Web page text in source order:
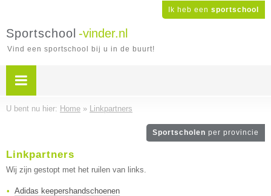
Ik heb een sportschool
Sportschool -vinder.nl
Vind een sportschool bij u in de buurt!
U bent nu hier: Home » Linkpartners
Sportscholen per provincie
Linkpartners
Wij zijn gestopt met het ruilen van links.
Adidas keepershandschoenen